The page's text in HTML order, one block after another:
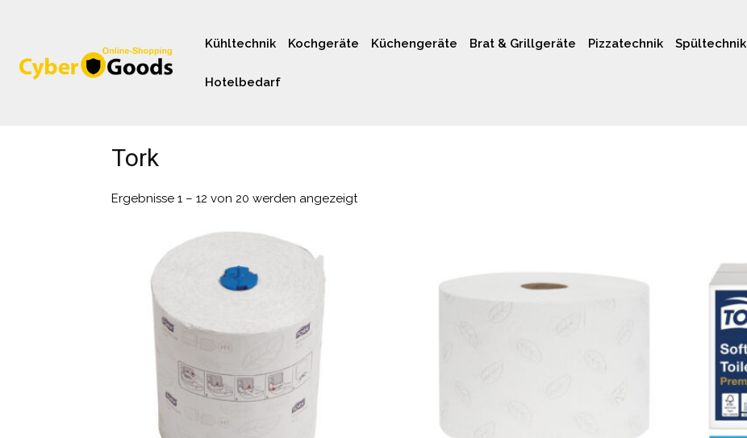
Kühltechnik Kochgeräte Küchengeräte Brat & Grillgeräte Pizzatechnik Spültechnik
Hotelbedarf
Tork
Ergebnisse 1 – 12 von 20 werden angezeigt